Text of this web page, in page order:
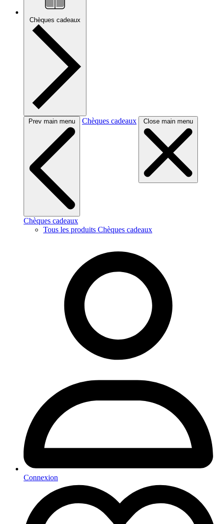
Chèques cadeaux
Prev main menu Chèques cadeaux Close main menu
Chèques cadeaux
Tous les produits Chèques cadeaux
Connexion